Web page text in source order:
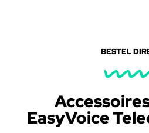
BESTEL
EasyVoice